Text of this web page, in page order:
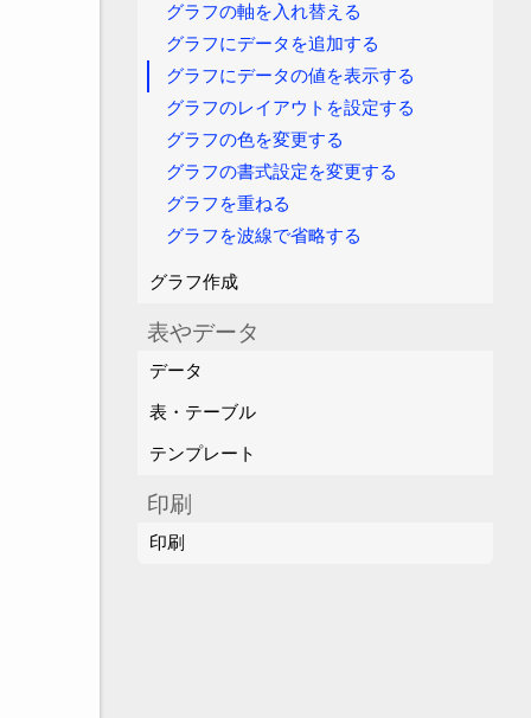
グラフの軸を入れ替える
グラフにデータを追加する
グラフにデータの値を表示する
グラフのレイアウトを設定する
グラフの色を変更する
グラフの書式設定を変更する
グラフを重ねる
グラフを波線で省略する
グラフ作成
表やデータ
データ
表・テーブル
テンプレート
印刷
印刷